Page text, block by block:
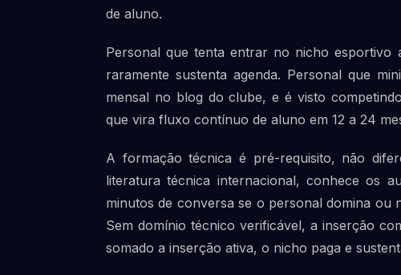
de aluno.
Personal que tenta entrar no nicho
raramente sustenta agenda. Personal que
mensal no blog do clube, e é visto
que vira fluxo contínuo de aluno em 12 a 24
A formação técnica é pré-requisito, não
literatura técnica internacional, conhece os
minutos de conversa se o personal domina ou
Sem domínio técnico verificável, a inserção
somado a inserção ativa, o nicho paga e